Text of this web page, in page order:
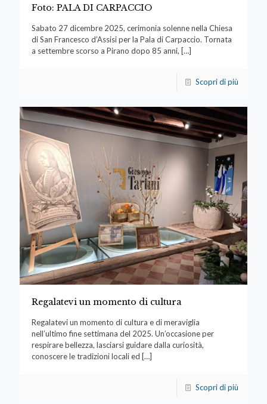
Foto: PALA DI CARPACCIO
Sabato 27 dicembre 2025, cerimonia solenne nella Chiesa
di San Francesco d’Assisi per la Pala di Carpaccio. Tornata
a settembre scorso a Pirano dopo 85 anni, […]
Scopri di più
Regalatevi un momento di cultura
Regalatevi un momento di cultura e di meraviglia
nell’ultimo fine settimana del 2025. Un’occasione per
respirare bellezza, lasciarsi guidare dalla curiosità,
conoscere le tradizioni locali ed […]
Scopri di più